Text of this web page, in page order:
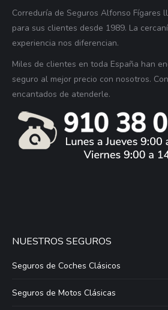
Correduría de Seguros Alfonso Fígares
para sus clientes desde 1989. La
experiencia nos diferencian.
Miles de clientes en toda España han
seguro al mejor precio con nosotros.
encantados de atenderle.
NUESTROS SEGUROS
Seguros de Coches Clásicos
Seguros de Motos Clásicas